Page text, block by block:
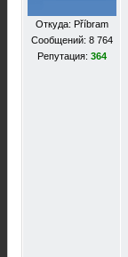
Откуда: Příbram
Сообщений: 8 764
Репутация: 364